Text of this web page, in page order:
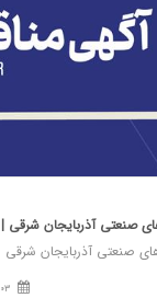
آذربایجان شرقی | 1403.12.18
صنعتی آذربایجان شرقی
03 اسفند 18